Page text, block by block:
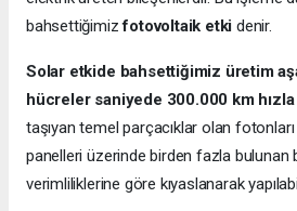
bahsettiğimizfotovoltaik etkidenir.
Solar etkide bahsettiğimiz üretim
hücreler saniyede 300.000 km hızla
taşıyan temel parçacıklar olan fotonları
panelleri üzerinde birden fazla bulunan
verimliliklerine göre kıyaslanarak